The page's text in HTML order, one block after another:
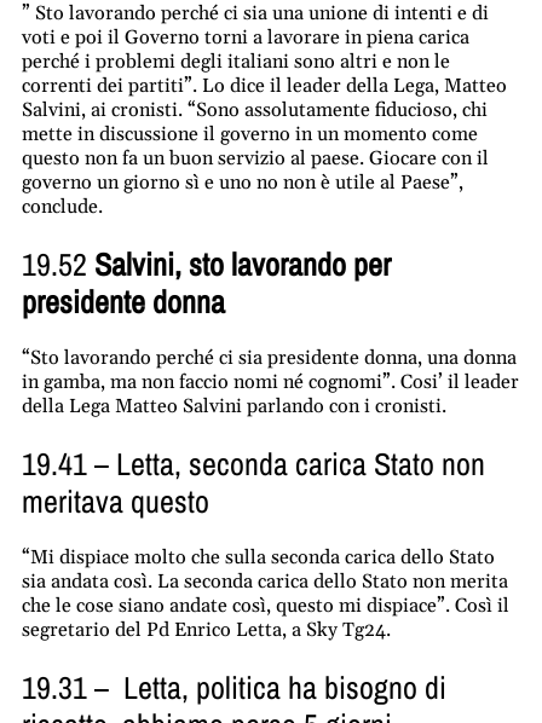
” Sto lavorando perché ci sia una unione di intenti e di
voti e poi il Governo torni a lavorare in piena carica
perché i problemi degli italiani sono altri e non le
correnti dei partiti”. Lo dice il leader della Lega, Matteo
Salvini, ai cronisti. “Sono assolutamente fiducioso, chi
mette in discussione il governo in un momento come
questo non fa un buon servizio al paese. Giocare con il
governo un giorno sì e uno no non è utile al Paese”,
conclude.
19.52 Salvini, sto lavorando per
presidente donna
“Sto lavorando perché ci sia presidente donna, una donna
in gamba, ma non faccio nomi né cognomi”. Cosi’ il leader
della Lega Matteo Salvini parlando con i cronisti.
19.41 – Letta, seconda carica Stato non
meritava questo
“Mi dispiace molto che sulla seconda carica dello Stato
sia andata così. La seconda carica dello Stato non merita
che le cose siano andate così, questo mi dispiace”. Così il
segretario del Pd Enrico Letta, a Sky Tg24.
19.31 – Letta, politica ha bisogno di